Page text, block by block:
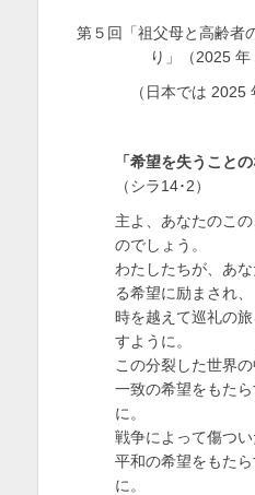
第５回「祖父母と高齢者
り」（2025 年
（日本では 2025
「希望を失うこと
（シラ14･2）
主よ、あなたのこ
のでしょう。
わたしたちが、あ
る希望に励まされ、
時を越えて巡礼の
すように。
この分裂した世界の
一致の希望をもた
に。
戦争によって傷つい
平和の希望をもた
に。